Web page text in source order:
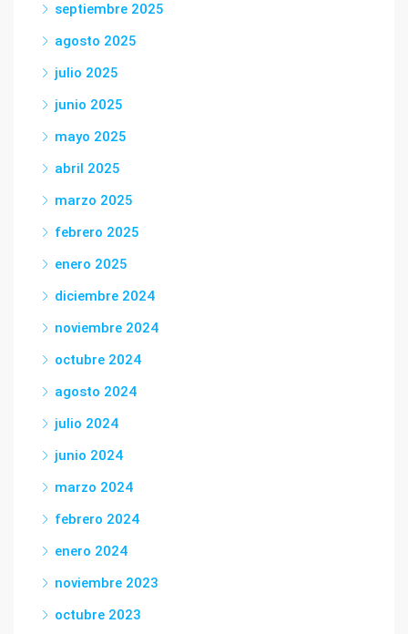
septiembre 2025
agosto 2025
julio 2025
junio 2025
mayo 2025
abril 2025
marzo 2025
febrero 2025
enero 2025
diciembre 2024
noviembre 2024
octubre 2024
agosto 2024
julio 2024
junio 2024
marzo 2024
febrero 2024
enero 2024
noviembre 2023
octubre 2023